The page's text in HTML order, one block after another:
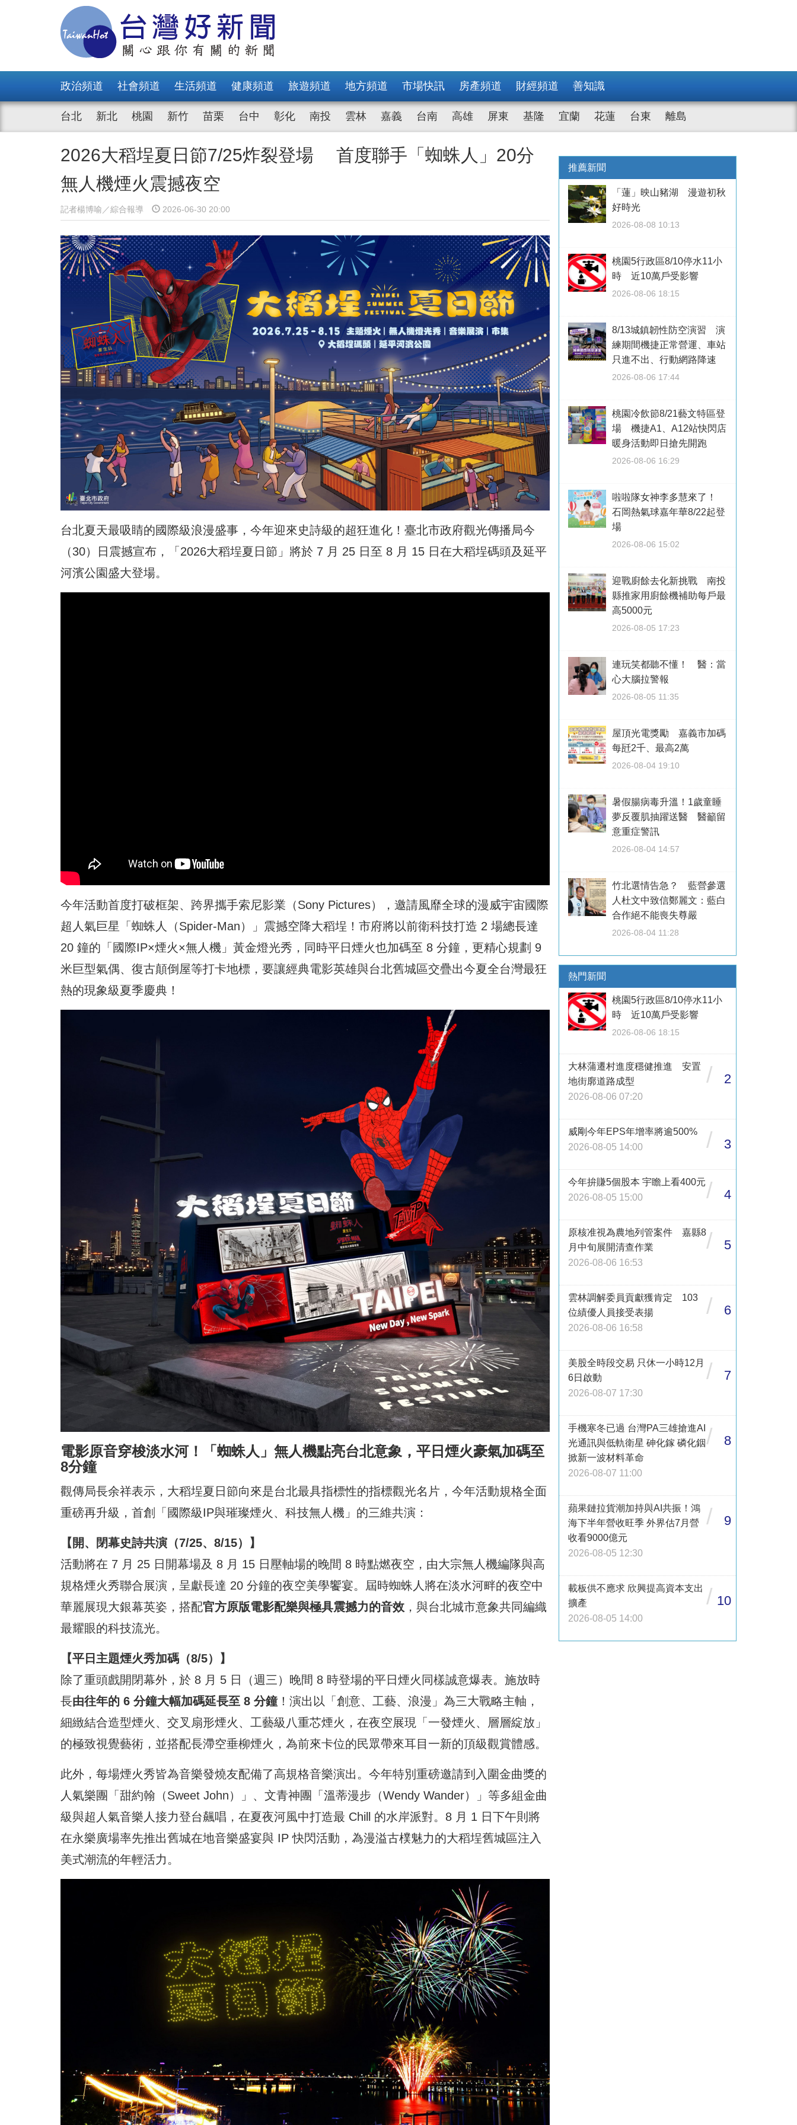
政治頻道 社會頻道 生活頻道 健康頻道 旅遊頻道 地方頻道 市場快訊 房產頻道 財經頻道 善知識
台北 新北 桃園 新竹 苗栗 台中 彰化 南投 雲林 嘉義 台南 高雄 屏東 基隆 宜蘭 花蓮 台東 離島
2026大稻埕夏日節7/25炸裂登場 首度聯手「蜘蛛人」20分
無人機煙火震撼夜空
記者楊博喻／綜合報導 2026-06-30 20:00
台北夏天最吸睛的國際級浪漫盛事，今年迎來史詩級的超狂進化！臺北市政府觀光傳播局今
（30）日震撼宣布，「2026大稻埕夏日節」將於 7 月 25 日至 8 月 15 日在大稻埕碼頭及延平
河濱公園盛大登場。
今年活動首度打破框架、跨界攜手索尼影業（Sony Pictures），邀請風靡全球的漫威宇宙國際
超人氣巨星「蜘蛛人（Spider-Man）」震撼空降大稻埕！市府將以前衛科技打造 2 場總長達
20 鐘的「國際IP×煙火×無人機」黃金燈光秀，同時平日煙火也加碼至 8 分鐘，更精心規劃 9
米巨型氣偶、復古顛倒屋等打卡地標，要讓經典電影英雄與台北舊城區交疊出今夏全台灣最狂
熱的現象級夏季慶典！
電影原音穿梭淡水河！「蜘蛛人」無人機點亮台北意象，平日煙火豪氣加碼至
8分鐘
觀傳局長余祥表示，大稻埕夏日節向來是台北最具指標性的指標觀光名片，今年活動規格全面
重磅再升級，首創「國際級IP與璀璨煙火、科技無人機」的三維共演：
【開、閉幕史詩共演（7/25、8/15）】
活動將在 7 月 25 日開幕場及 8 月 15 日壓軸場的晚間 8 時點燃夜空，由大宗無人機編隊與高
規格煙火秀聯合展演，呈獻長達 20 分鐘的夜空美學饗宴。屆時蜘蛛人將在淡水河畔的夜空中
華麗展現大銀幕英姿，搭配官方原版電影配樂與極具震撼力的音效 ，與台北城市意象共同編織
最耀眼的科技流光。
【平日主題煙火秀加碼（8/5）】
除了重頭戲開閉幕外，於 8 月 5 日（週三）晚間 8 時登場的平日煙火同樣誠意爆表。施放時
長由往年的 6 分鐘大幅加碼延長至 8 分鐘！演出以「創意、工藝、浪漫」為三大戰略主軸，
細緻結合造型煙火、交叉扇形煙火、工藝級八重芯煙火，在夜空展現「一發煙火、層層綻放」
的極致視覺藝術，並搭配長滯空垂柳煙火，為前來卡位的民眾帶來耳目一新的頂級觀賞體感。
此外，每場煙火秀皆為音樂發燒友配備了高規格音樂演出。今年特別重磅邀請到入圍金曲獎的
人氣樂團「甜約翰（Sweet John）」、文青神團「溫蒂漫步（Wendy Wander）」等多組金曲
級與超人氣音樂人接力登台飆唱，在夏夜河風中打造最 Chill 的水岸派對。8 月 1 日下午則將
在永樂廣場率先推出舊城在地音樂盛宴與 IP 快閃活動，為漫溢古樸魅力的大稻埕舊城區注入
美式潮流的年輕活力。
推薦新聞
「蓮」映山豬湖 漫遊初秋
好時光
2026-08-08 10:13
桃園5行政區8/10停水11小
時 近10萬戶受影響
2026-08-06 18:15
8/13城鎮韌性防空演習 演
練期間機捷正常營運、車站
只進不出、行動網路降速
2026-08-06 17:44
桃園冷飲節8/21藝文特區登
場 機捷A1、A12站快閃店
暖身活動即日搶先開跑
2026-08-06 16:29
啦啦隊女神李多慧來了！
石岡熱氣球嘉年華8/22起登
場
2026-08-06 15:02
迎戰廚餘去化新挑戰 南投
縣推家用廚餘機補助每戶最
高5000元
2026-08-05 17:23
連玩笑都聽不懂！ 醫：當
心大腦拉警報
2026-08-05 11:35
屋頂光電獎勵 嘉義市加碼
每瓩2千、最高2萬
2026-08-04 19:10
暑假腸病毒升溫！1歲童睡
夢反覆肌抽躍送醫 醫籲留
意重症警訊
2026-08-04 14:57
竹北選情告急？ 藍營參選
人杜文中致信鄭麗文：藍白
合作絕不能喪失尊嚴
2026-08-04 11:28
熱門新聞
桃園5行政區8/10停水11小
時 近10萬戶受影響
2026-08-06 18:15
大林蒲遷村進度穩健推進 安置
地街廓道路成型
2026-08-06 07:20
/ 2
威剛今年EPS年增率將逾500%
2026-08-05 14:00
/ 3
今年拚賺5個股本 宇瞻上看400元
2026-08-05 15:00
/ 4
原核准視為農地列管案件 嘉縣8
月中旬展開清查作業
2026-08-06 16:53
/ 5
雲林調解委員貢獻獲肯定 103
位績優人員接受表揚
2026-08-06 16:58
/ 6
美股全時段交易 只休一小時12月
6日啟動
2026-08-07 17:30
/ 7
手機寒冬已過 台灣PA三雄搶進AI
光通訊與低軌衛星 砷化鎵 磷化銦
掀新一波材料革命
2026-08-07 11:00
/ 8
蘋果鏈拉貨潮加持與AI共振！鴻
海下半年營收旺季 外界估7月營
收看9000億元
2026-08-05 12:30
/ 9
載板供不應求 欣興提高資本支出
擴產
2026-08-05 14:00
/ 10